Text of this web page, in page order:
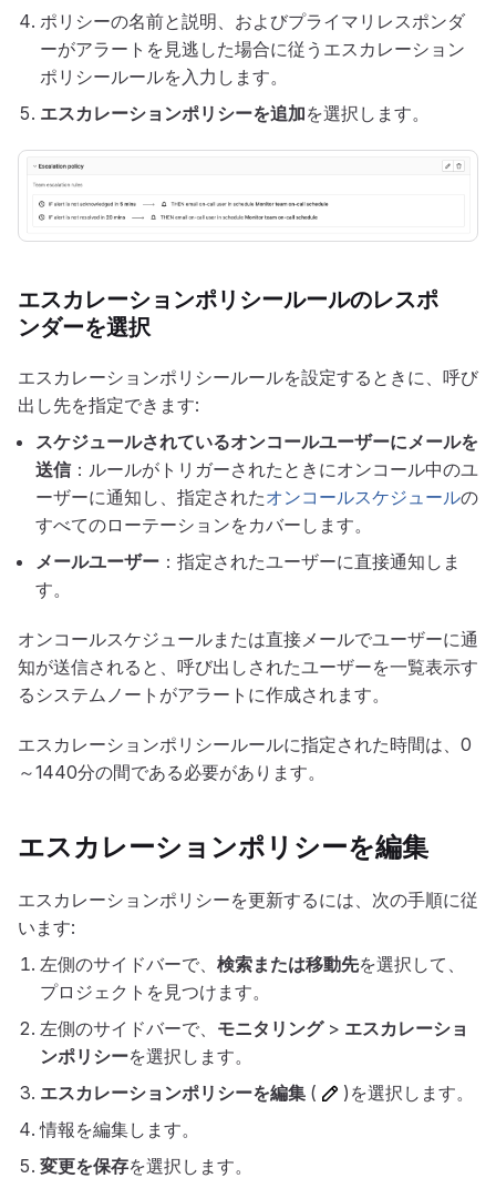
ポリシーの名前と説明、およびプライマリレスポンダ
ーがアラートを見逃した場合に従うエスカレーション
ポリシールールを入力します。
エスカレーションポリシーを追加を選択します。
エスカレーションポリシールールのレスポ
ンダーを選択
エスカレーションポリシールールを設定するときに、呼び
出し先を指定できます:
スケジュールされているオンコールユーザーにメールを
送信：ルールがトリガーされたときにオンコール中のユ
ーザーに通知し、指定されたオンコールスケジュールの
すべてのローテーションをカバーします。
メールユーザー ：指定されたユーザーに直接通知しま
す。
オンコールスケジュールまたは直接メールでユーザーに通
知が送信されると、呼び出しされたユーザーを一覧表示す
るシステムノートがアラートに作成されます。
エスカレーションポリシールールに指定された時間は、0
～1440分の間である必要があります。
エスカレーションポリシーを編集
エスカレーションポリシーを更新するには、次の手順に従
います:
左側のサイドバーで、 検索または移動先を選択して、
プロジェクトを見つけます。
左側のサイドバーで、 モニタリング> エスカレーショ
ンポリシーを選択します。
エスカレーションポリシーを編集 (
)を選択します。
情報を編集します。
変更を保存を選択します。